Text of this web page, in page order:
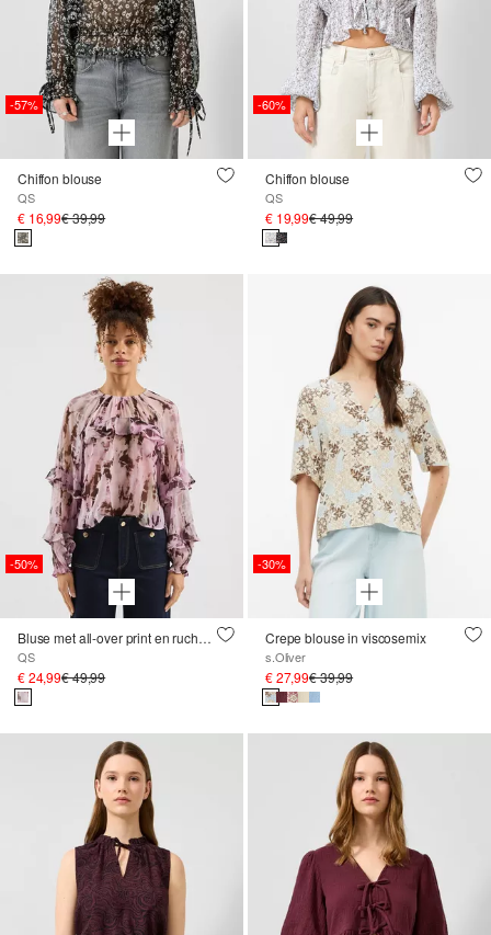
-57%
Chiffon blouse
QS
€ 16,99€ 39,99
-60%
Chiffon blouse
QS
€ 19,99€ 49,99
-50%
Bluse met all-over print en ruches in loose fit
QS
€ 24,99€ 49,99
-30%
Crepe blouse in viscosemix
s.Oliver
€ 27,99€ 39,99